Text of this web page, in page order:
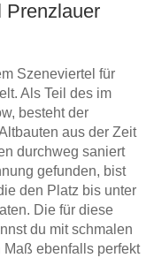
Prenzlauer
Szeneviertel für
Als Teil des im
besteht der
aus der Zeit
durchweg saniert
gefunden, bist
den Platz bis unter
Die für diese
du mit schmalen
ebenfalls perfekt